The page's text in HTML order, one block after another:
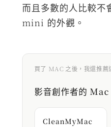
而且多數的人比較不
mini 的外觀。
買了 MAC 之後，我還推薦
影音創作者的 Mac
CleanMyMac